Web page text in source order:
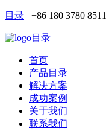
目录 +86 180 3780 8511
目录
首页
产品目录
解决方案
成功案例
关于我们
联系我们